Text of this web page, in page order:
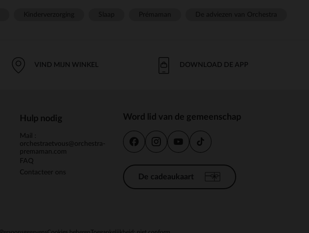
VIND MIJN WINKEL DOWNLOAD DE APP
Hulp nodig
Mail :
orchestraetvous@orchestra-
premaman.com
FAQ
Contacteer ons
Word lid van de gemeenschap
De cadeaukaart